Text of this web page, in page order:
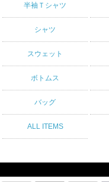
半袖Ｔシャツ
シャツ
スウェット
ボトムス
バッグ
ALL ITEMS